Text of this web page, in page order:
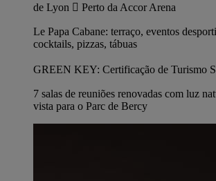
de Lyon  Perto da Accor Arena
Le Papa Cabane: terraço, eventos
cocktails, pizzas, tábuas
GREEN KEY: Certificação de Turismo
7 salas de reuniões renovadas com luz
vista para o Parc de Bercy